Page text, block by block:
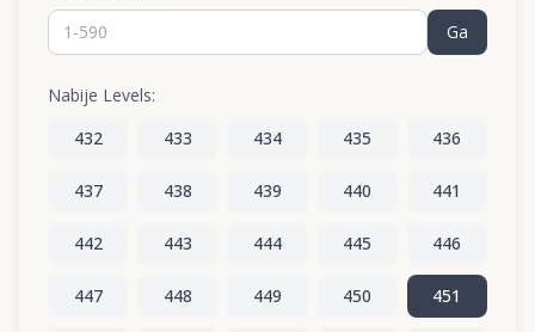
Ga
Nabije Levels:
432
433 434 435 436
437 438 439 440 441
442 443 444 445 446
447 448 449 450 451